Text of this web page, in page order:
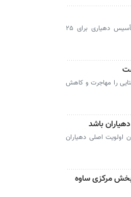
خرم‌آباد - معاون عمرانی استانداری لرستان از صدور مجوز تأسیس دهیاری برای ۲۵
را مهاجرت و کاهش
باشد
اولویت اصلی دهیاران
بخش مرکزی ساوه